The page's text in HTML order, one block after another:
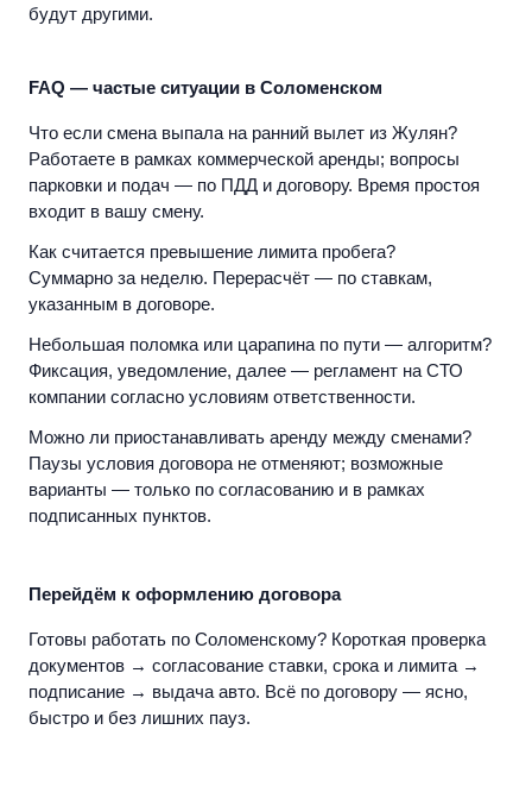
будут другими.
FAQ — частые ситуации в Соломенском
Что если смена выпала на ранний вылет из Жулян?
Работаете в рамках коммерческой аренды; вопросы
парковки и подач — по ПДД и договору. Время простоя
входит в вашу смену.
Как считается превышение лимита пробега?
Суммарно за неделю. Перерасчёт — по ставкам,
указанным в договоре.
Небольшая поломка или царапина по пути — алгоритм?
Фиксация, уведомление, далее — регламент на СТО
компании согласно условиям ответственности.
Можно ли приостанавливать аренду между сменами?
Паузы условия договора не отменяют; возможные
варианты — только по согласованию и в рамках
подписанных пунктов.
Перейдём к оформлению договора
Готовы работать по Соломенскому? Короткая проверка
документов → согласование ставки, срока и лимита →
подписание → выдача авто. Всё по договору — ясно,
быстро и без лишних пауз.